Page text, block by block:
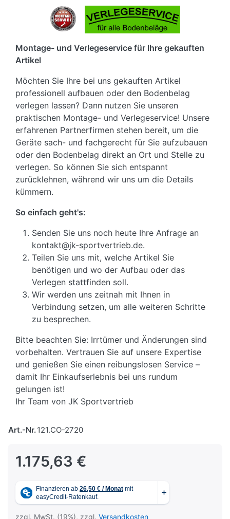
Montage- und Verlegeservice für Ihre gekauften
Artikel
Möchten Sie Ihre bei uns gekauften Artikel
professionell aufbauen oder den Bodenbelag
verlegen lassen? Dann nutzen Sie unseren
praktischen Montage- und Verlegeservice! Unsere
erfahrenen Partnerfirmen stehen bereit, um die
Geräte sach- und fachgerecht für Sie aufzubauen
oder den Bodenbelag direkt an Ort und Stelle zu
verlegen. So können Sie sich entspannt
zurücklehnen, während wir uns um die Details
kümmern.
So einfach geht's:
Senden Sie uns noch heute Ihre Anfrage an
kontakt@jk-sportvertrieb.de.
Teilen Sie uns mit, welche Artikel Sie
benötigen und wo der Aufbau oder das
Verlegen stattfinden soll.
Wir werden uns zeitnah mit Ihnen in
Verbindung setzen, um alle weiteren Schritte
zu besprechen.
Bitte beachten Sie: Irrtümer und Änderungen sind
vorbehalten. Vertrauen Sie auf unsere Expertise
und genießen Sie einen reibungslosen Service –
damit Ihr Einkaufserlebnis bei uns rundum
gelungen ist!
Ihr Team von JK Sportvertrieb
Art.-Nr.121.CO-2720
1.175,63 €
zzgl. MwSt. (19%), zzgl. Versandkosten